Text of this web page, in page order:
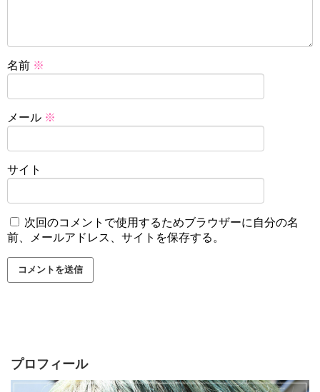
名前 ※
メール ※
サイト
次回のコメントで使用するためブラウザーに自分の名
前、メールアドレス、サイトを保存する。
プロフィール